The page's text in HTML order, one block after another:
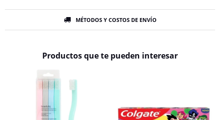
MÉTODOS Y COSTOS DE ENVÍO
Productos que te pueden interesar